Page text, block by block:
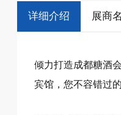
详细介绍 展商
倾力打造成都糖酒
宾馆，您不容错过